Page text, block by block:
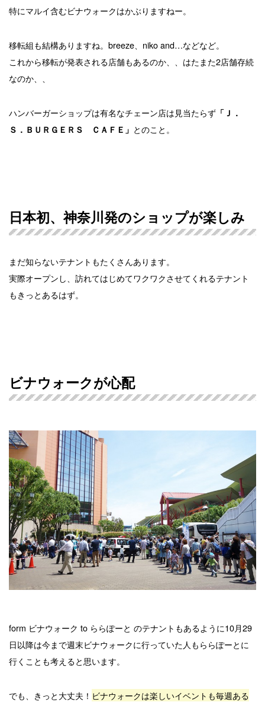
特にマルイ含むビナウォークはかぶりますねー。
移転組も結構ありますね。breeze、niko and…などなど。
これから移転が発表される店舗もあるのか、、はたまた2店舗存続
なのか、、
ハンバーガーショップは有名なチェーン店は見当たらず 「Ｊ．
Ｓ．ＢＵＲＧＥＲＳ ＣＡＦＥ」 とのこと。
日本初、神奈川発のショップが楽しみ
まだ知らないテナントもたくさんあります。
実際オープンし、訪れてはじめてワクワクさせてくれるテナント
もきっとあるはず。
ビナウォークが心配
form ビナウォーク to ららぽーと のテナントもあるように10月29
日以降は今まで週末ビナウォークに行っていた人もららぽーとに
行くことも考えると思います。
でも、きっと大丈夫！ ビナウォークは楽しいイベントも毎週ある